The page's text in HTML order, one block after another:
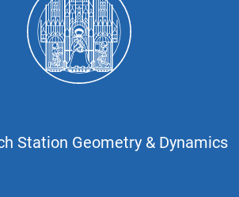
Station Geometry & Dynamics